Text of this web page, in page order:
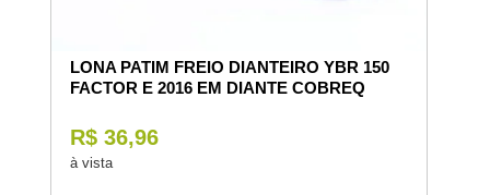
LONA PATIM FREIO DIANTEIRO YBR 150
FACTOR E 2016 EM DIANTE COBREQ
R$ 36,96
à vista